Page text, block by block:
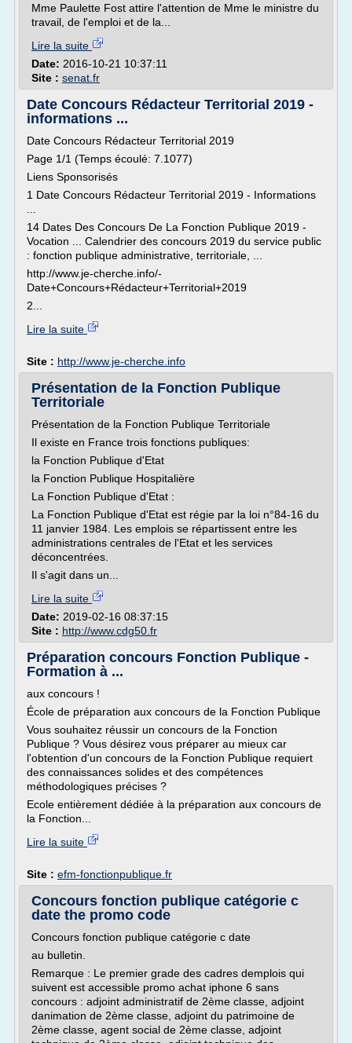
Mme Paulette Fost attire l'attention de Mme le ministre du
travail, de l'emploi et de la...
Lire la suite
Date: 2016-10-21 10:37:11
Site : senat.fr
Date Concours Rédacteur Territorial 2019 -
informations ...
Date Concours Rédacteur Territorial 2019
Page 1/1 (Temps écoulé: 7.1077)
Liens Sponsorisés
1 Date Concours Rédacteur Territorial 2019 - Informations
14 Dates Des Concours De La Fonction Publique 2019 -
Vocation ... Calendrier des concours 2019 du service public
: fonction publique administrative, territoriale, ...
http://www.je-cherche.info/-
Date+Concours+Rédacteur+Territorial+2019
2...
Lire la suite
Site : http://www.je-cherche.info
Présentation de la Fonction Publique
Territoriale
Présentation de la Fonction Publique Territoriale
Il existe en France trois fonctions publiques:
la Fonction Publique d'Etat
la Fonction Publique Hospitalière
La Fonction Publique d'Etat :
La Fonction Publique d'Etat est régie par la loi n°84-16 du
11 janvier 1984. Les emplois se répartissent entre les
administrations centrales de l'Etat et les services
déconcentrées.
Il s'agit dans un...
Lire la suite
Date: 2019-02-16 08:37:15
Site : http://www.cdg50.fr
Préparation concours Fonction Publique -
Formation à ...
aux concours !
École de préparation aux concours de la Fonction Publique
Vous souhaitez réussir un concours de la Fonction
Publique ? Vous désirez vous préparer au mieux car
l'obtention d'un concours de la Fonction Publique requiert
des connaissances solides et des compétences
méthodologiques précises ?
Ecole entièrement dédiée à la préparation aux concours de
la Fonction...
Lire la suite
Site : efm-fonctionpublique.fr
Concours fonction publique catégorie c
date the promo code
Concours fonction publique catégorie c date
au bulletin.
Remarque : Le premier grade des cadres demplois qui
suivent est accessible promo achat iphone 6 sans
concours : adjoint administratif de 2ème classe, adjoint
danimation de 2ème classe, adjoint du patrimoine de
2ème classe, agent social de 2ème classe, adjoint